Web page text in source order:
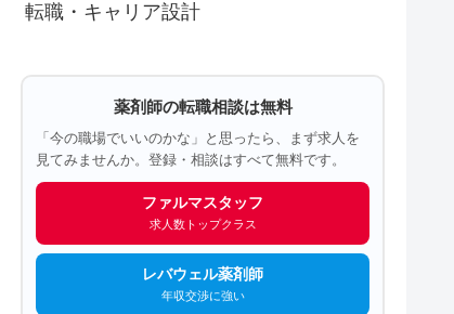
転職・キャリア設計
薬剤師の転職相談は無料
「今の職場でいいのかな」と思ったら、まず求人を
見てみませんか。登録・相談はすべて無料です。
ファルマスタッフ
求人数トップクラス
レバウェル薬剤師
年収交渉に強い